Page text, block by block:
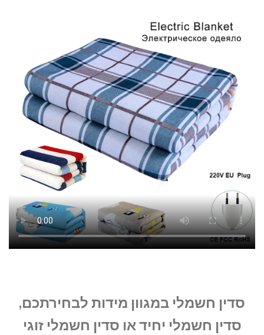
סדין חשמלי במגוון מידות לבחירתכם,
סדין חשמלי יחיד או סדין חשמלי זוגי